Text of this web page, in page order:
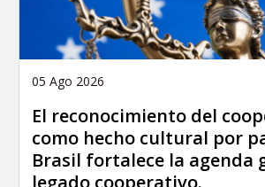
05 Ago 2026
El reconocimiento del
como hecho cultural por
Brasil fortalece la agenda
legado cooperativo.